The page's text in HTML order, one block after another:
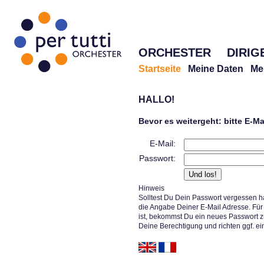
ORCHESTER
Startseite Meine Daten
HALLO!
Bevor es weitergeht: bitte E-
E-Mail:
Passwort:
Hinweis
Solltest Du Dein Passwort vergessen
die Angabe Deiner E-Mail Adresse.
ist, bekommst Du ein neues Passwort
Deine Berechtigung und richten ggf.